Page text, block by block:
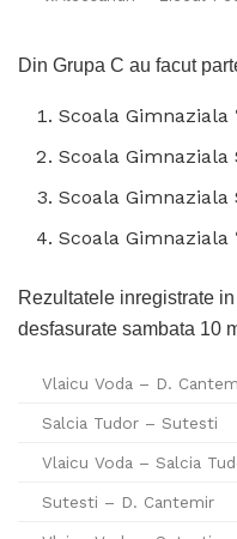
Din Grupa C au facut
Scoala Gimnaziala
Scoala
Scoala Gimnaziala
Scoala Gimnaziala
Rezultatele inregistrate
desfasurate sambata 10
Vlaicu Voda – D.
Salcia Tudor – Sutesti
Vlaicu Voda – Salcia
Sutesti – D. Cantemir